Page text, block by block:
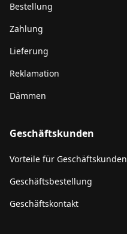
Bestellung
Zahlung
Lieferung
Reklamation
Dämmen
Geschäftskunden
Vorteile für Geschäftskunden
Geschäftsbestellung
Geschäftskontakt